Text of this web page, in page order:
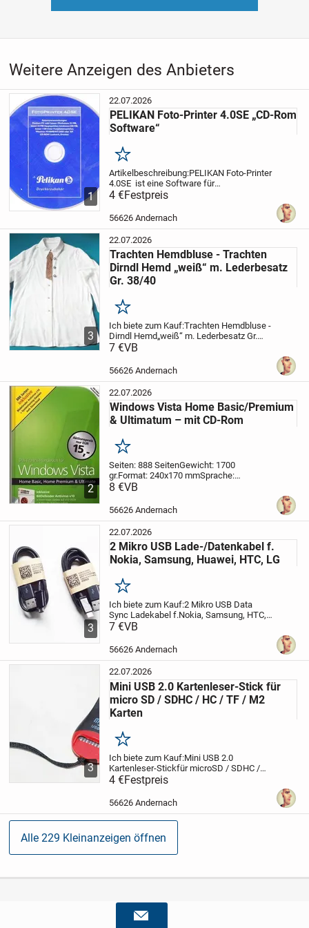
Weitere Anzeigen des Anbieters
1
22.07.2026
PELIKAN Foto-Printer 4.0SE „CD-Rom
Software“
Merken
Artikelbeschreibung:PELIKAN Foto-Printer
4.0SE ist eine Software für
Druckerzubehör
PC oder besser Mindestens 32MB, besser
64MB Hauptspeicher,
4 €Festpreis
56626 Andernach
3
22.07.2026
Trachten Hemdbluse - Trachten
Dirndl Hemd „weiß“ m. Lederbesatz
Gr. 38/40
Merken
Ich biete zum Kauf:Trachten Hemdbluse -
Dirndl Hemd„weiß“ m. Lederbesatz Gr.
38/40 Artikelbeschreibung:
Lederbesatz auf der Knopfleiste.
7 €VB
56626 Andernach
2
22.07.2026
Windows Vista Home Basic/Premium
& Ultimatum – mit CD-Rom
Merken
Seiten: 888 SeitenGewicht: 1700
gr.Format: 240x170 mmSprache:
Deutsch
7723-1140-6 Kurzbeschreibung:
8 €VB
56626 Andernach
3
22.07.2026
2 Mikro USB Lade-/Datenkabel f.
Nokia, Samsung, Huawei, HTC, LG
Merken
Ich biete zum Kauf:2 Mikro USB Data
Sync Ladekabel f.Nokia, Samsung, HTC,
LG, Blackberry
über einen microUSB-Anschluss verfügen
7 €VB
56626 Andernach
3
22.07.2026
Mini USB 2.0 Kartenleser-Stick für
micro SD / SDHC / HC / TF / M2
Karten
Merken
Ich biete zum Kauf:Mini USB 2.0
Kartenleser-Stickfür microSD / SDHC /
HC / TF / M2 Karten
handlicher Mini USB-Kartenleser mit
Lese- u. Schreibslot für fast alle
gängigen...
4 €Festpreis
56626 Andernach
Alle 229 Kleinanzeigen öffnen